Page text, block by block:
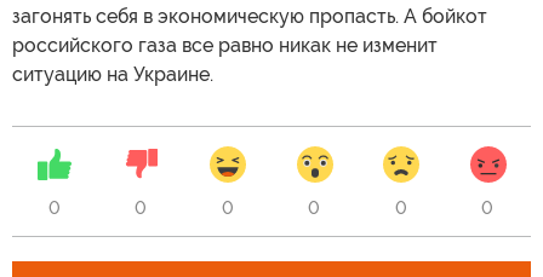
загонять себя в экономическую пропасть. А бойкот
российского газа все равно никак не изменит
ситуацию на Украине.
0 0 0 0 0 0